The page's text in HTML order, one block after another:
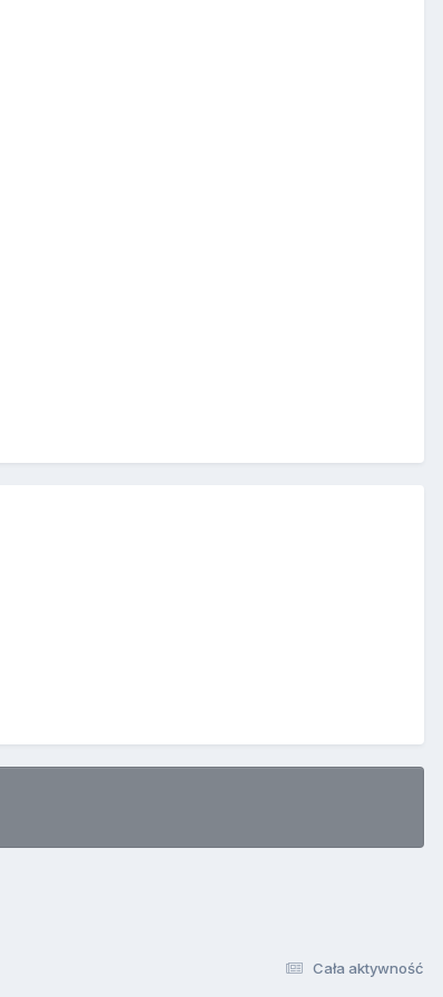
Cała aktywność